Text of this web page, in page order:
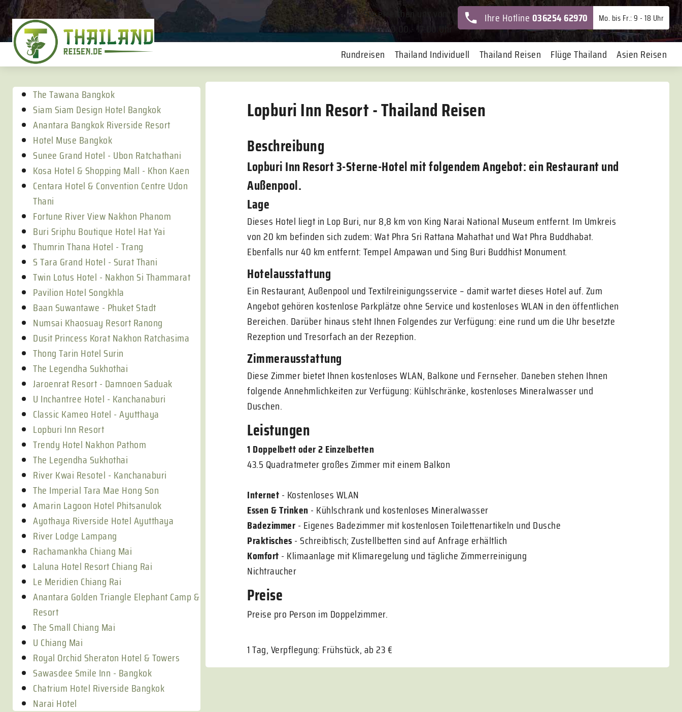
Sie erreichen uns von
Mo-Fr. 9:00 - 17:00 Uhr
Ihre Hotline036254 62970 Mo. bis Fr.: 9 - 18 Uhr
Rundreisen Thailand Individuell Thailand Reisen Flüge Thailand Asien Reisen
The Tawana Bangkok
Siam Siam Design Hotel Bangkok
Anantara Bangkok Riverside Resort
Hotel Muse Bangkok
Sunee Grand Hotel - Ubon Ratchathani
Kosa Hotel & Shopping Mall - Khon Kaen
Centara Hotel & Convention Centre Udon
Thani
Fortune River View Nakhon Phanom
Buri Sriphu Boutique Hotel Hat Yai
Thumrin Thana Hotel - Trang
S Tara Grand Hotel - Surat Thani
Twin Lotus Hotel - Nakhon Si Thammarat
Pavilion Hotel Songkhla
Baan Suwantawe - Phuket Stadt
Numsai Khaosuay Resort Ranong
Dusit Princess Korat Nakhon Ratchasima
Thong Tarin Hotel Surin
The Legendha Sukhothai
Jaroenrat Resort - Damnoen Saduak
U Inchantree Hotel - Kanchanaburi
Classic Kameo Hotel - Ayutthaya
Lopburi Inn Resort
Trendy Hotel Nakhon Pathom
The Legendha Sukhothai
River Kwai Resotel - Kanchanaburi
The Imperial Tara Mae Hong Son
Amarin Lagoon Hotel Phitsanulok
Ayothaya Riverside Hotel Ayutthaya
River Lodge Lampang
Rachamankha Chiang Mai
Laluna Hotel Resort Chiang Rai
Le Meridien Chiang Rai
Anantara Golden Triangle Elephant Camp &
Resort
The Small Chiang Mai
U Chiang Mai
Royal Orchid Sheraton Hotel & Towers
Sawasdee Smile Inn - Bangkok
Chatrium Hotel Riverside Bangkok
Narai Hotel
Lopburi Inn Resort - Thailand Reisen
Beschreibung
Lopburi Inn Resort 3-Sterne-Hotel mit folgendem Angebot: ein Restaurant und
Außenpool.
Lage
Dieses Hotel liegt in Lop Buri, nur 8,8 km von King Narai National Museum entfernt. Im Umkreis
von 20 km befinden sich zudem: Wat Phra Sri Rattana Mahathat und Wat Phra Buddhabat.
Ebenfalls nur 40 km entfernt: Tempel Ampawan und Sing Buri Buddhist Monument.
Hotelausstattung
Ein Restaurant, Außenpool und Textilreinigungsservice – damit wartet dieses Hotel auf. Zum
Angebot gehören kostenlose Parkplätze ohne Service und kostenloses WLAN in den öffentlichen
Bereichen. Darüber hinaus steht Ihnen Folgendes zur Verfügung: eine rund um die Uhr besetzte
Rezeption und Tresorfach an der Rezeption.
Zimmerausstattung
Diese Zimmer bietet Ihnen kostenloses WLAN, Balkone und Fernseher. Daneben stehen Ihnen
folgende Annehmlichkeiten zur Verfügung: Kühlschränke, kostenloses Mineralwasser und
Duschen.
Leistungen
1 Doppelbett oder 2 Einzelbetten
43.5 Quadratmeter großes Zimmer mit einem Balkon
Internet- Kostenloses WLAN
Essen & Trinken- Kühlschrank und kostenloses Mineralwasser
Badezimmer- Eigenes Badezimmer mit kostenlosen Toilettenartikeln und Dusche
Praktisches- Schreibtisch; Zustellbetten sind auf Anfrage erhältlich
Komfort- Klimaanlage mit Klimaregelung und tägliche Zimmerreinigung
Nichtraucher
Preise
Preise pro Person im Doppelzimmer.
1 Tag, Verpflegung: Frühstück, ab 23 €